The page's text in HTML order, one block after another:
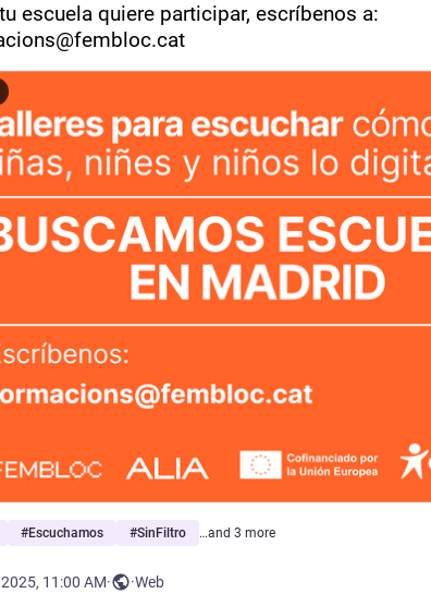
escuela quiere participar, escríbenos a:
#Escuchamos #SinFiltro …and 3 more
11:00 AM· ·Web